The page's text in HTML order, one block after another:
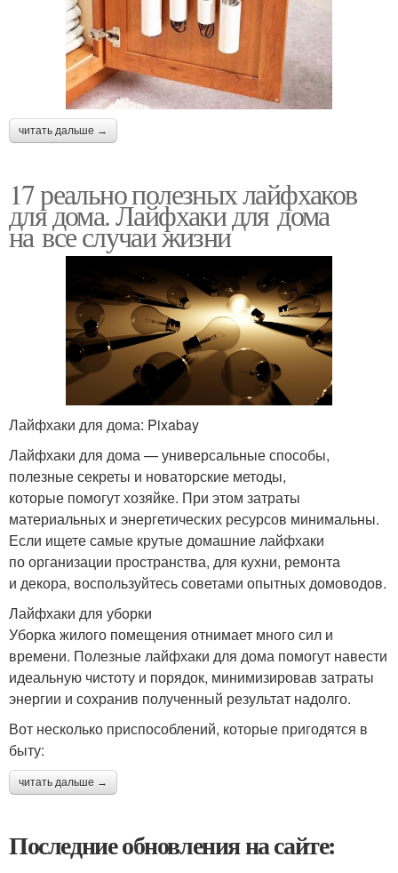
читать дальше →
17 реально полезных лайфхаков
для дома. Лайфхаки для дома
на все случаи жизни
Лайфхаки для дома: Pixabay
Лайфхаки для дома — универсальные способы,
полезные секреты и новаторские методы,
которые помогут хозяйке. При этом затраты
материальных и энергетических ресурсов минимальны.
Если ищете самые крутые домашние лайфхаки
по организации пространства, для кухни, ремонта
и декора, воспользуйтесь советами опытных домоводов.
Лайфхаки для уборки
Уборка жилого помещения отнимает много сил и
времени. Полезные лайфхаки для дома помогут навести
идеальную чистоту и порядок, минимизировав затраты
энергии и сохранив полученный результат надолго.
Вот несколько приспособлений, которые пригодятся в
быту:
читать дальше →
Последние обновления на сайте: